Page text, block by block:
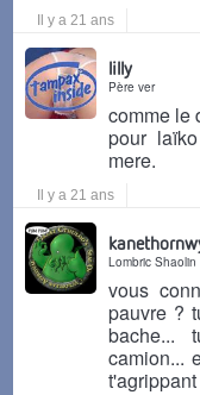
Il y a 21 ans
lilly
Père ver
comme le
pour
mere.
Il y a 21 ans
Lombric Shaolin
vous
pauvre ?
bache...
camion...